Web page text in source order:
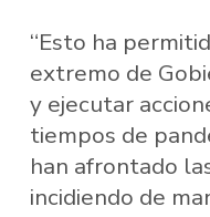
“Esto ha
extremo de
y ejecutar
tiempos de
han afrontado
incidiendo de